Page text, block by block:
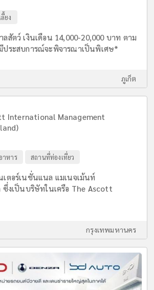
ยง
สัตว์ เงินเดือน 14,000-20,000 บาท ตาม
ระสบการณ์จะพิจารณาเป็นพิเศษ*
ภูเก็ต
International Management
าหาร สถานที่ท่องเที่ยว
ตอร์เนชั่นแนล แมเนจเม้นท์
ซึ่งเป็นบริษัทในเครือ The Ascott
กรุงเทพมหานคร